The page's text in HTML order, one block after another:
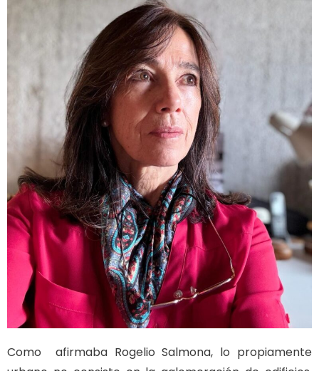
Como afirmaba Rogelio Salmona, lo propiamente